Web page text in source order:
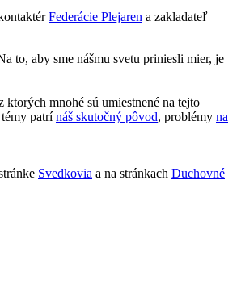
Federácie Plejaren a zakladateľ
to, aby sme nášmu svetu priniesli mier, je
ktorých mnohé sú umiestnené na tejto
patrínáš skutočný pôvod, problémy na
Svedkovia a na stránkach Duchovné